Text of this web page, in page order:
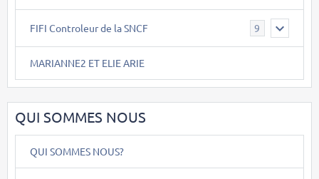
FIFI Controleur de la SNCF 9
MARIANNE2 ET ELIE ARIE
QUI SOMMES NOUS
QUI SOMMES NOUS?